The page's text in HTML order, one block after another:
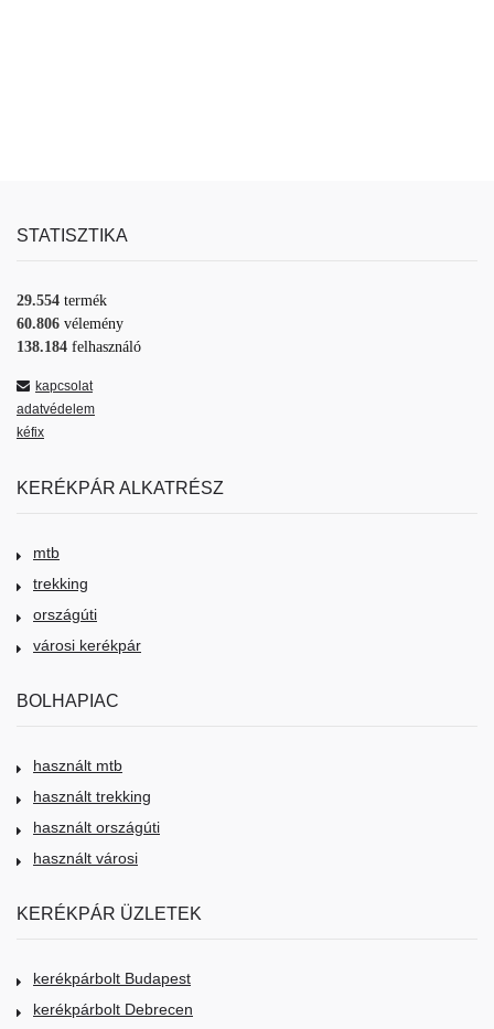
STATISZTIKA
29.554 termék
60.806 vélemény
138.184 felhasználó
kapcsolat
adatvédelem
kéfix
KERÉKPÁR ALKATRÉSZ
mtb
trekking
országúti
városi kerékpár
BOLHAPIAC
használt mtb
használt trekking
használt országúti
használt városi
KERÉKPÁR ÜZLETEK
kerékpárbolt Budapest
kerékpárbolt Debrecen